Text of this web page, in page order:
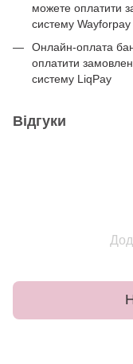
можете оплатити
систему Wayforpay
Онлайн-оплата
оплатити
систему LiqPay
Відгуки